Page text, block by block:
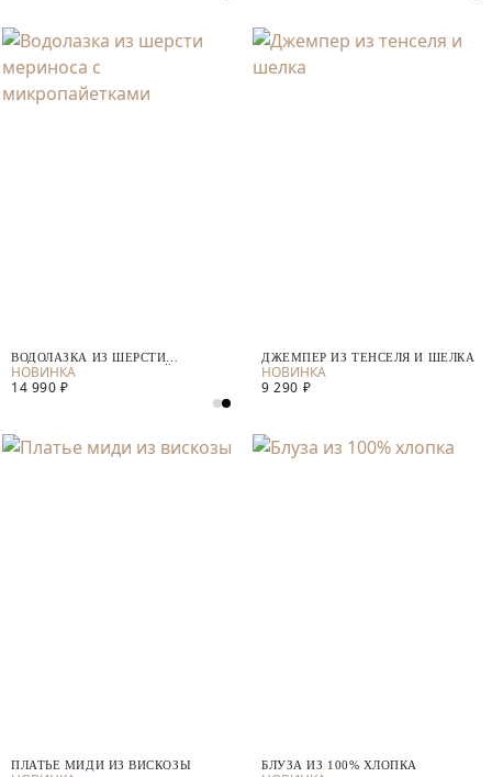
ВОДОЛАЗКА ИЗ ШЕРСТИ
МЕРИНОСА С МИКРОПАЙЕТКАМИ
14 990 ₽
ДЖЕМПЕР ИЗ ТЕНСЕЛЯ И ШЕЛКА
9 290 ₽
ПЛАТЬЕ МИДИ ИЗ ВИСКОЗЫ БЛУЗА ИЗ 100% ХЛОПКА